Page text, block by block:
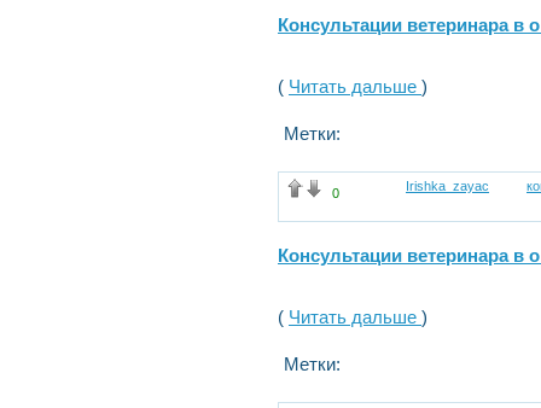
Консультации ветеринара
( Читать дальше )
Метки:
0 Irishka_zayac
Консультации ветеринара
( Читать дальше )
Метки: